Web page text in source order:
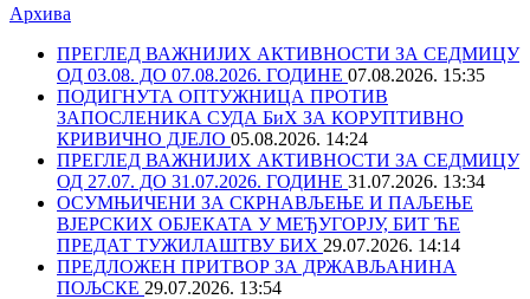
Архива
ПРЕГЛЕД ВАЖНИЈИХ АКТИВНОСТИ ЗА СЕДМИЦУ
ОД 03.08. ДО 07.08.2026. ГОДИНЕ 07.08.2026. 15:35
ПОДИГНУТА ОПТУЖНИЦА ПРОТИВ
ЗАПОСЛЕНИКА СУДА БиХ ЗА КОРУПТИВНО
КРИВИЧНО ДЈЕЛО 05.08.2026. 14:24
ПРЕГЛЕД ВАЖНИЈИХ АКТИВНОСТИ ЗА СЕДМИЦУ
ОД 27.07. ДО 31.07.2026. ГОДИНЕ 31.07.2026. 13:34
ОСУМЊИЧЕНИ ЗА СКРНАВЉЕЊЕ И ПАЉЕЊЕ
ВЈЕРСКИХ ОБЈЕКАТА У МЕЂУГОРЈУ, БИТ ЋЕ
ПРЕДАТ ТУЖИЛАШТВУ БИХ 29.07.2026. 14:14
ПРЕДЛОЖЕН ПРИТВОР ЗА ДРЖАВЉАНИНА
ПОЉСКЕ 29.07.2026. 13:54